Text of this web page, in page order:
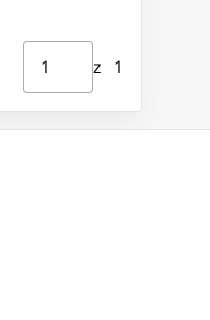
Strona ⁨1⁩ z ⁨1⁩
z ⁨1⁩
Przejdź do strony